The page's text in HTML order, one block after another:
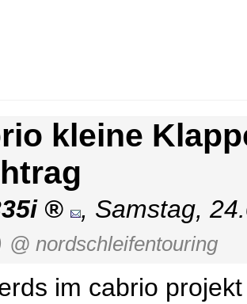
kleine
, Samstag,
@ nordschleifentouring
im cabrio